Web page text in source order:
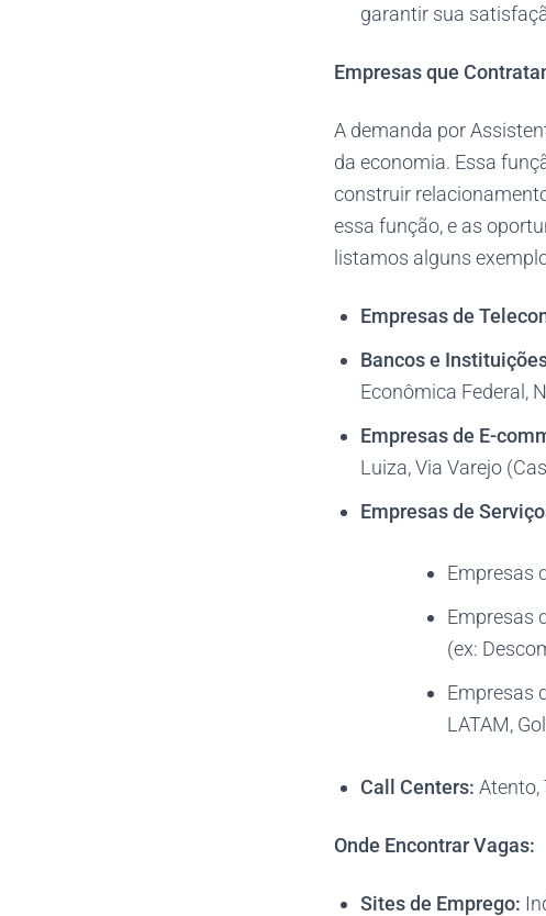
garantir sua
Empresas que
A demanda por
da economia. Essa
construir
essa função, e as
listamos alguns
Empresas de
Bancos e
Econômica Federal,
Empresas de E-
Luiza, Via Varejo
Empresas de
Empresas
Empresas
(ex:
Empresas
LATAM,
Call Centers: Atento,
Onde Encontrar Vagas:
Sites de Emprego: